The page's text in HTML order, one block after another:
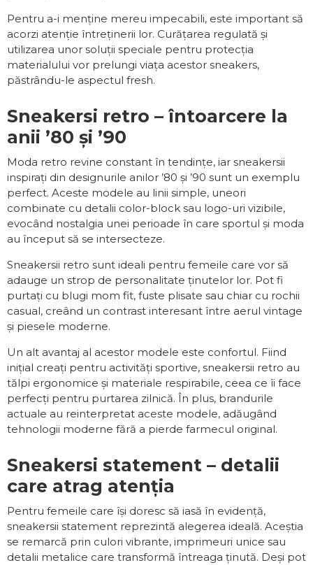
Pentru a-i menține mereu impecabili, este important să
acorzi atenție întreținerii lor. Curățarea regulată și
utilizarea unor soluții speciale pentru protecția
materialului vor prelungi viața acestor sneakers,
păstrându-le aspectul fresh.
Sneakersi retro – întoarcere la
anii ’80 și ’90
Moda retro revine constant în tendințe, iar sneakersii
inspirați din designurile anilor ’80 și ’90 sunt un exemplu
perfect. Aceste modele au linii simple, uneori
combinate cu detalii color-block sau logo-uri vizibile,
evocând nostalgia unei perioade în care sportul și moda
au început să se intersecteze.
Sneakersii retro sunt ideali pentru femeile care vor să
adauge un strop de personalitate ținutelor lor. Pot fi
purtați cu blugi mom fit, fuste plisate sau chiar cu rochii
casual, creând un contrast interesant între aerul vintage
și piesele moderne.
Un alt avantaj al acestor modele este confortul. Fiind
inițial creați pentru activități sportive, sneakersii retro au
tălpi ergonomice și materiale respirabile, ceea ce îi face
perfecți pentru purtarea zilnică. În plus, brandurile
actuale au reinterpretat aceste modele, adăugând
tehnologii moderne fără a pierde farmecul original.
Sneakersi statement – detalii
care atrag atenția
Pentru femeile care își doresc să iasă în evidență,
sneakersii statement reprezintă alegerea ideală. Aceștia
se remarcă prin culori vibrante, imprimeuri unice sau
detalii metalice care transformă întreaga ținută. Deși pot